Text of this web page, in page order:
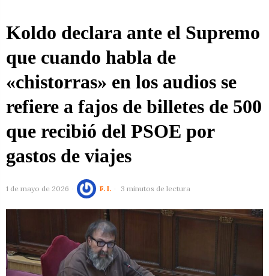
Koldo declara ante el Supremo
que cuando habla de
«chistorras» en los audios se
refiere a fajos de billetes de 500
que recibió del PSOE por
gastos de viajes
1 de mayo de 2026 F. I. 3 minutos de lectura